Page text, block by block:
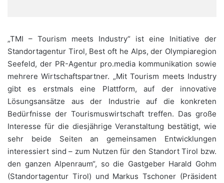
„TMI – Tourism meets Industry“ ist eine Initiative der
Standortagentur Tirol, Best oft he Alps, der Olympiaregion
Seefeld, der PR-Agentur pro.media kommunikation sowie
mehrere Wirtschaftspartner. „Mit Tourism meets Industry
gibt es erstmals eine Plattform, auf der innovative
Lösungsansätze aus der Industrie auf die konkreten
Bedürfnisse der Tourismuswirtschaft treffen. Das große
Interesse für die diesjährige Veranstaltung bestätigt, wie
sehr beide Seiten an gemeinsamen Entwicklungen
interessiert sind – zum Nutzen für den Standort Tirol bzw.
den ganzen Alpenraum“, so die Gastgeber Harald Gohm
(Standortagentur Tirol) und Markus Tschoner (Präsident